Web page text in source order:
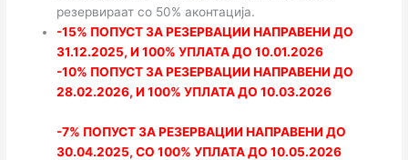
резервираат со 50% аконтација.
-15% ПОПУСТ ЗА РЕЗЕРВАЦИИ НАПРАВЕНИ ДО
31.12.2025, И 100% УПЛАТА ДО 10.01.2026
-10% ПОПУСТ ЗА РЕЗЕРВАЦИИ НАПРАВЕНИ ДО
28.02.2026, И 100% УПЛАТА ДО 10.03.2026
-7% ПОПУСТ ЗА РЕЗЕРВАЦИИ НАПРАВЕНИ ДО
30.04.2025, СО 100% УПЛАТА ДО 10.05.2026